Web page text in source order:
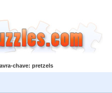
chave: pretzels